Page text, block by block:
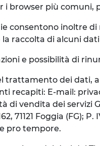
i browser più comuni,
consentono inoltre di
raccolta di alcuni
e possibilità di
trattamento dei dati, ai
recapiti: E-mail:
di vendita dei servizi
71121 Foggia (FG); P.
pro tempore.